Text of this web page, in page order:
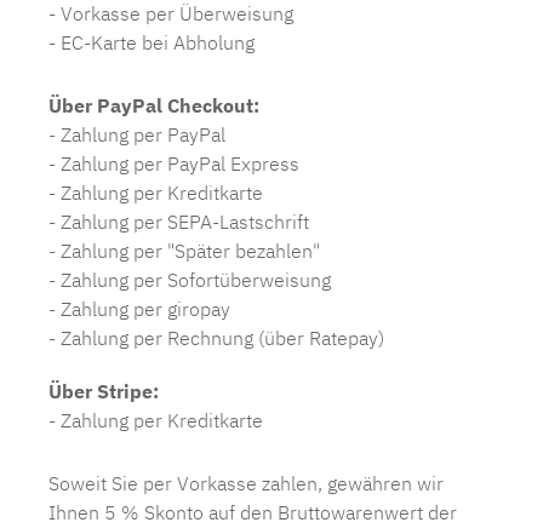
- Vorkasse per Überweisung
- EC-Karte bei Abholung
Über PayPal Checkout:
- Zahlung per PayPal
- Zahlung per PayPal Express
- Zahlung per Kreditkarte
- Zahlung per SEPA-Lastschrift
- Zahlung per "Später bezahlen"
- Zahlung per Sofortüberweisung
- Zahlung per giropay
- Zahlung per Rechnung (über Ratepay)
Über Stripe:
- Zahlung per Kreditkarte
Soweit Sie per Vorkasse zahlen, gewähren wir
Ihnen 5 % Skonto auf den Bruttowarenwert der